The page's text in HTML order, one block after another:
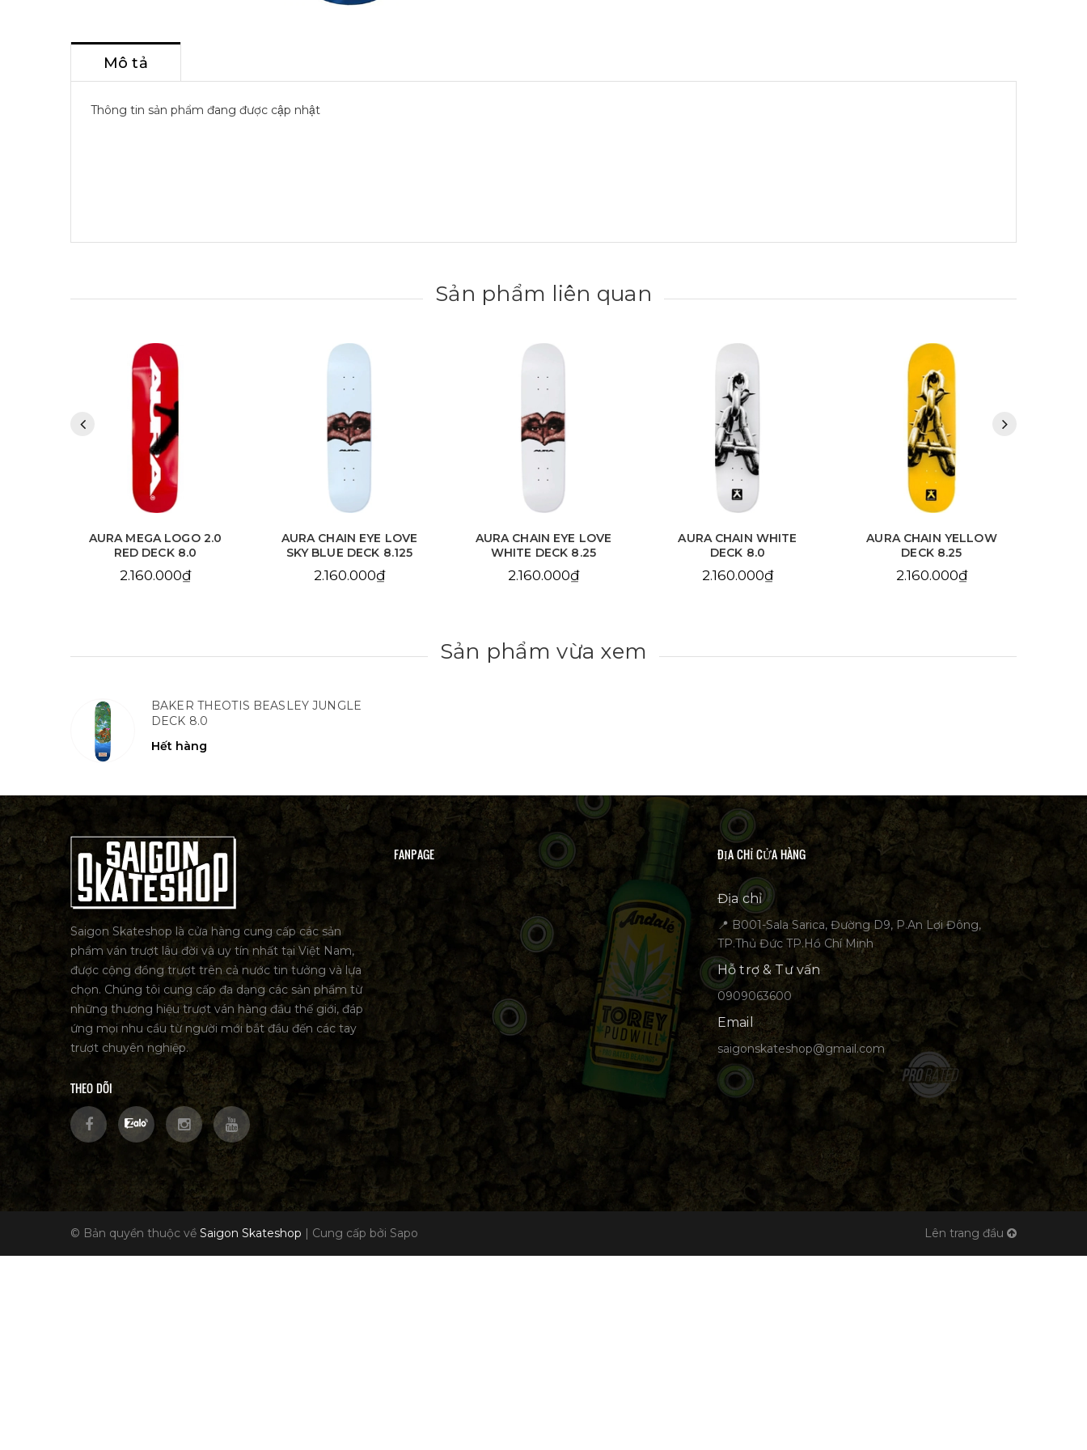
Mô tả
Thông tin sản phẩm đang được cập nhật
Sản phẩm liên quan
AURA MEGA LOGO 2.0
RED DECK 8.0
2.160.000₫
AURA CHAIN EYE LOVE
SKY BLUE DECK 8.125
2.160.000₫
AURA CHAIN EYE LOVE
WHITE DECK 8.25
2.160.000₫
AURA CHAIN WHITE
DECK 8.0
2.160.000₫
AURA CHAIN YELLOW
DECK 8.25
2.160.000₫
Sản phẩm vừa xem
BAKER THEOTIS BEASLEY JUNGLE
DECK 8.0
Hết hàng
Saigon Skateshop là cửa hàng cung cấp các sản
phẩm ván trượt lâu đời và uy tín nhất tại Việt Nam,
được cộng đồng trượt trên cả nước tin tưởng và lựa
chọn. Chúng tôi cung cấp đa dạng các sản phẩm từ
những thương hiệu trượt ván hàng đầu thế giới, đáp
ứng mọi nhu cầu từ người mới bắt đầu đến các tay
trượt chuyên nghiệp.
THEO DÕI
FANPAGE ĐỊA CHỈ CỬA HÀNG
Địa chỉ
📍 B001-Sala Sarica, Đường D9, P.An Lợi Đông,
TP.Thủ Đức TP.Hồ Chí Minh
Hỗ trợ & Tư vấn
0909063600
Email
saigonskateshop@gmail.com
© Bản quyền thuộc về Saigon Skateshop | Cung cấp bởi Sapo Lên trang đầu